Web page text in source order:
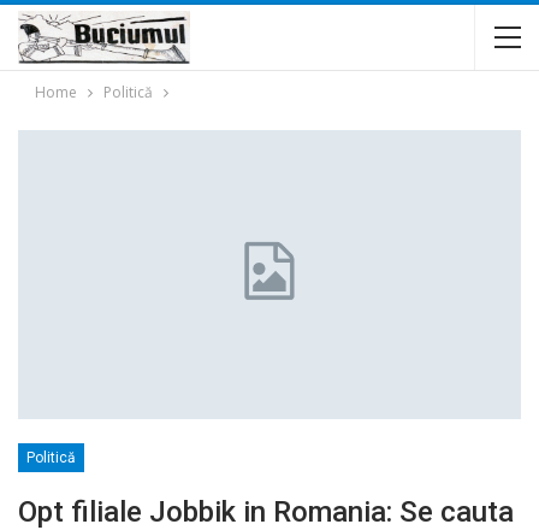
Home Politică
Politică
Opt filiale Jobbik in Romania: Se cauta